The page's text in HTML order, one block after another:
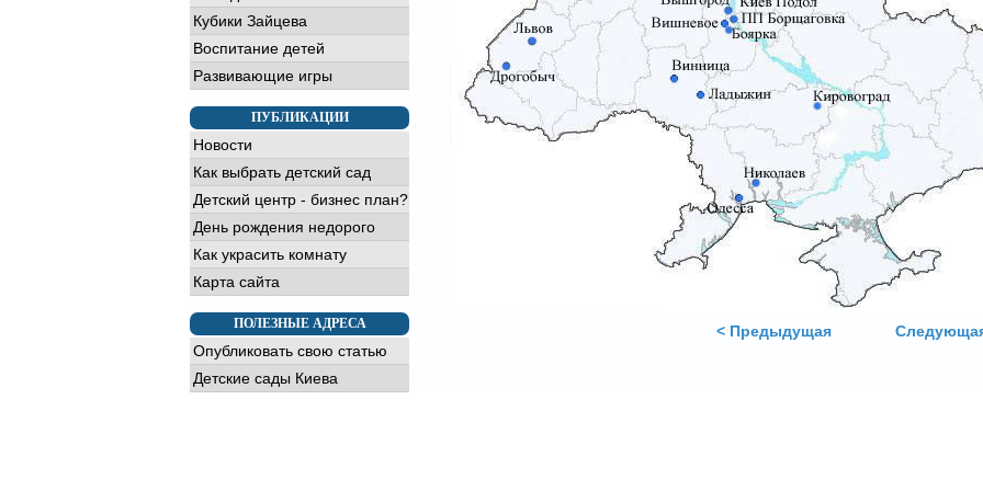
< Предыдущая
Кубики Зайцева
Воспитание детей
Развивающие игры
ПУБЛИКАЦИИ
Новости
Как выбрать детский сад
Детский центр - бизнес план?
День рождения недорого
Как украсить комнату
Карта сайта
ПОЛЕЗНЫЕ АДРЕСА
Опубликовать свою статью
Детские сады Киева